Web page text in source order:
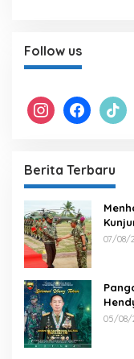
Follow us
instagram facebook tiktok
Berita Terbaru
dan
07/08/
Kodam I/BB
05/08/